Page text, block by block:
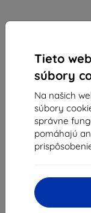
Tieto
súbory
Na našich
súbory
správne
pomáhajú
Ochranné sklo
11,17 €
10,05 €